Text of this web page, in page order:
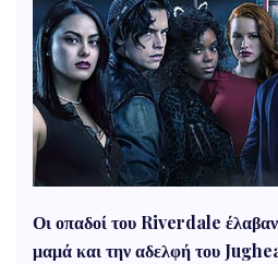
Οι οπαδοί του Riverdale
μαμά και την αδελφή του